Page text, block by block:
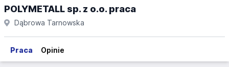
POLYMETALL sp. z o.o. praca
Dąbrowa Tarnowska
Praca Opinie